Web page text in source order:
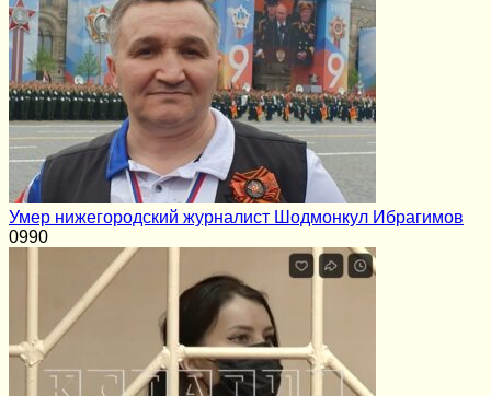
Умер нижегородский журналист Шодмонкул Ибрагимов
0990